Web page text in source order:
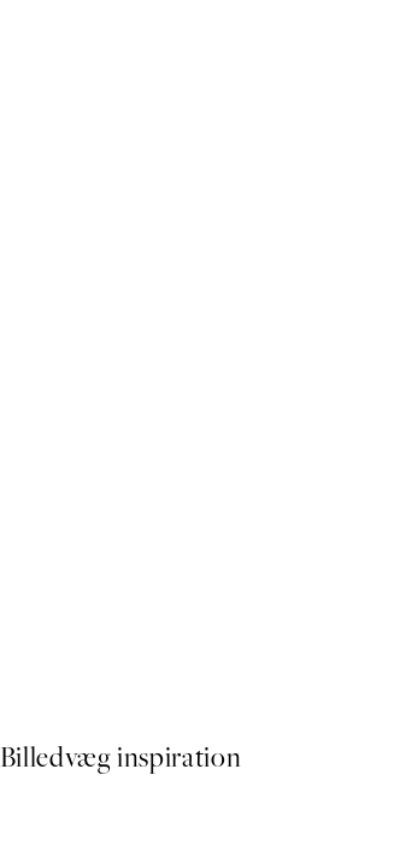
Billedvæg inspiration